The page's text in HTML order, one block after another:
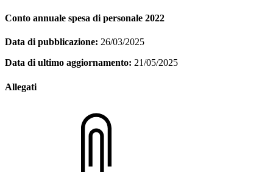
Conto annuale spesa di personale 2022
Data di pubblicazione: 26/03/2025
Data di ultimo aggiornamento: 21/05/2025
Allegati